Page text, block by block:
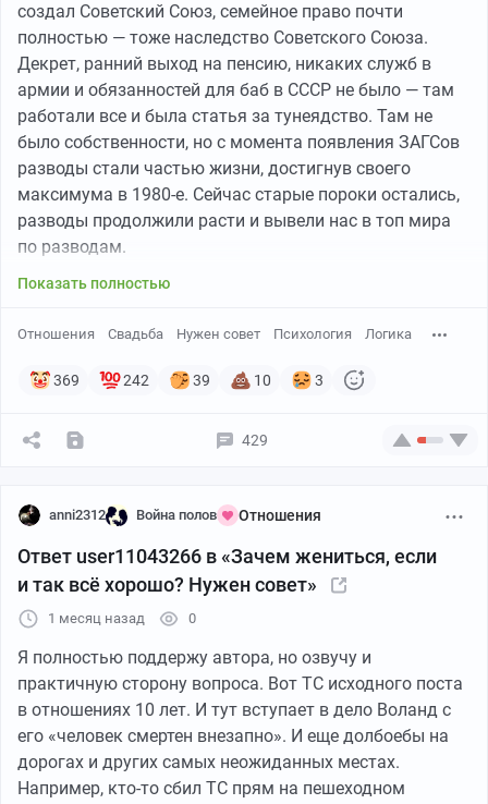
Высокий процент инициативы от женщин - это не
маркер их испорченности. Это маркер того, что
институт брака в его патриархальной модели
перестал работать для женщин, которые больше не
готовы на неравноправную сделку. Мужчина из поста
не предлагает им НИЧЕГО в эмоциональном и
бытовом плане и искренне удивляется, что одного
«материального обеспечения» недостаточно.
Женщины голосуют ногами за выход из отношений,
которые их не обогащают, а эксплуатируют. Проблема
не в «бабах», а в неумении значительной части
отношения, что и приводит к массовому исходу.
Автор пытается выставить СССР эдаким мужским
граждане. Но «никаких обязанностей для баб» - это
ложь. На советской женщине висела «двойная
нагрузка»: полный рабочий день и вторая смена дома
(быт, дети, очереди в магазинах). Это признанная
социологами и историками реальность.
Освобождения от работы не было.
Разводы в СССР. Автор сам себе противоречит:
говорит, что «с момента появления ЗАГСов разводы
стали частью жизни». Значит, и при СССР семьи
распадались массово, просто инициаторами часто
создал Советский Союз, семейное право почти
полностью — тоже наследство Советского Союза.
Декрет, ранний выход на пенсию, никаких служб в
армии и обязанностей для баб в СССР не было — там
работали все и была статья за тунеядство. Там не
было собственности, но с момента появления ЗАГСов
разводы стали частью жизни, достигнув своего
максимума в 1980-е. Сейчас старые пороки остались,
разводы продолжили расти и вывели нас в топ мира
по разводам.
Показать полностью
Отношения Свадьба Нужен совет Психология Логика
369 242 39 10 3
429
anni2312 Война полов Отношения
Ответ user11043266 в «Зачем жениться, если
и так всё хорошо? Нужен совет»
1 месяц назад 0
Я полностью поддержу автора, но озвучу и
практичную сторону вопроса. Вот ТС исходного поста
в отношениях 10 лет. И тут вступает в дело Воланд с
его «человек смертен внезапно». И еще долбоебы на
дорогах и других самых неожиданных местах.
Например, кто-то сбил ТС прям на пешеходном